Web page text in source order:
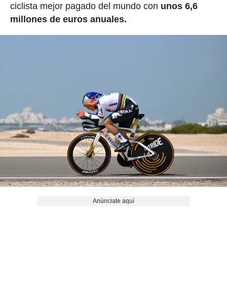
ciclista mejor pagado del mundo con unos 6,6
millones de euros anuales.
Anúnciate aquí